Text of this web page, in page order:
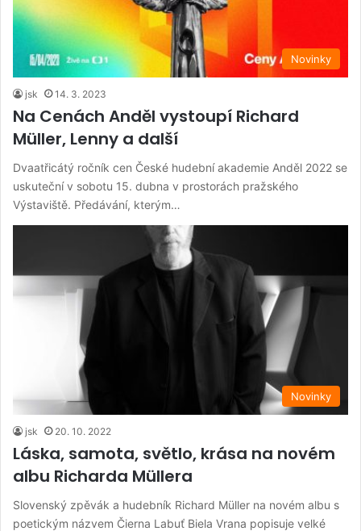
Novinky
jsk 14. 3. 2023
Na Cenách Anděl vystoupí Richard
Müller, Lenny a další
Dvaatřicátý ročník cen České hudební akademie Anděl 2022 se
uskuteční v sobotu 15. dubna v prostorách pražského
Výstaviště. Předávání, kterým…
Novinky
jsk 20. 10. 2022
Láska, samota, světlo, krása na novém
albu Richarda Müllera
Slovenský zpěvák a hudebník Richard Müller na novém albu s
poetickým názvem Čierna Labuť Biela Vrana popisuje velké